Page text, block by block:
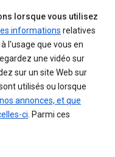
lorsque vous utilisez
informations relatives
l'usage que vous en
une vidéo sur
sur un site Web sur
utilisés ou lorsque
annonces, et que
ci. Parmi ces